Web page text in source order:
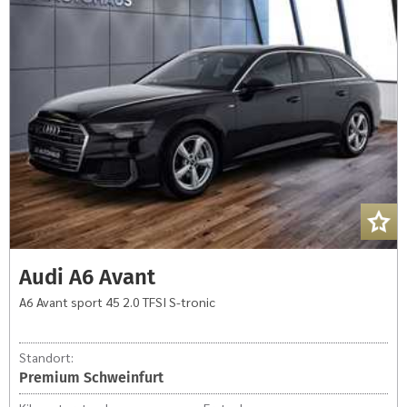
Avant
45
2.0
TFSI
S-
tronic
Audi A6 Avant
A6 Avant sport 45 2.0 TFSI S-tronic
Standort:
Premium Schweinfurt